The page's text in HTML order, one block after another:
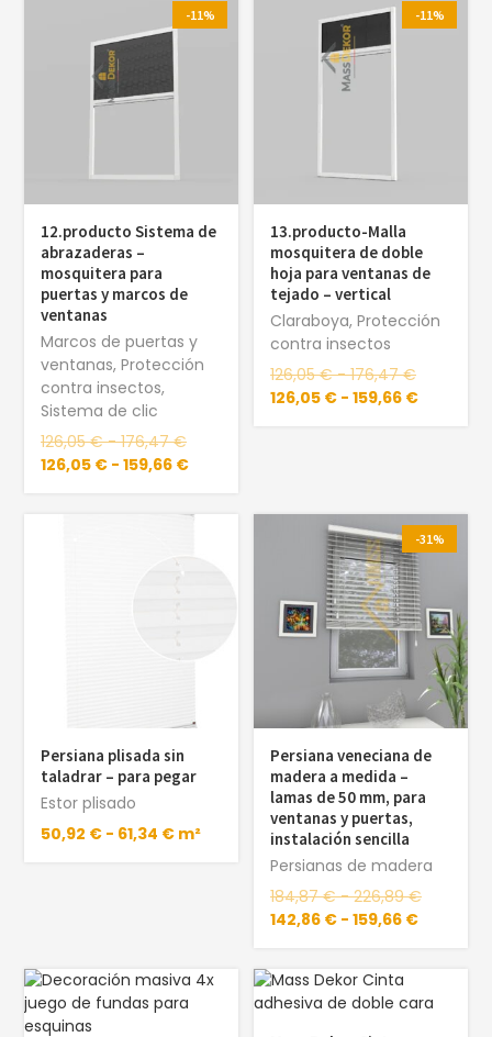
-11%
12.producto Sistema de
abrazaderas –
mosquitera para
puertas y marcos de
ventanas
Marcos de puertas y
ventanas, Protección
contra insectos,
Sistema de clic
126,05€ - 176,47€
126,05 € - 159,66 €
-11%
13.producto-Malla
mosquitera de doble
hoja para ventanas de
tejado – vertical
Claraboya, Protección
contra insectos
126,05€ - 176,47€
126,05 € - 159,66 €
Persiana plisada sin
taladrar – para pegar
Estor plisado
50,92 € - 61,34 € m²
-31%
Persiana veneciana de
madera a medida –
lamas de 50 mm, para
ventanas y puertas,
instalación sencilla
Persianas de madera
184,87€ - 226,89€
142,86 € - 159,66 €